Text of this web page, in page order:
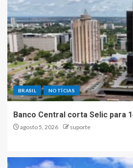
BRASIL NOTÍCIAS
Banco Central corta Selic para
agosto 5, 2026 suporte